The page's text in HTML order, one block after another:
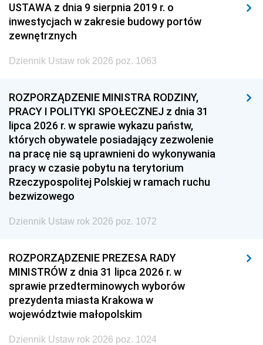
USTAWA z dnia 9 sierpnia 2019 r. o
inwestycjach w zakresie budowy portów
zewnętrznych
Dziennik Ustaw rok 2026 poz. 1063
ROZPORZĄDZENIE MINISTRA RODZINY,
PRACY I POLITYKI SPOŁECZNEJ z dnia 31
lipca 2026 r. w sprawie wykazu państw,
których obywatele posiadający zezwolenie
na pracę nie są uprawnieni do wykonywania
pracy w czasie pobytu na terytorium
Rzeczypospolitej Polskiej w ramach ruchu
bezwizowego
Dziennik Ustaw rok 2026 poz. 1072
ROZPORZĄDZENIE PREZESA RADY
MINISTRÓW z dnia 31 lipca 2026 r. w
sprawie przedterminowych wyborów
prezydenta miasta Krakowa w
województwie małopolskim
Dziennik Ustaw rok 2026 poz. 1024